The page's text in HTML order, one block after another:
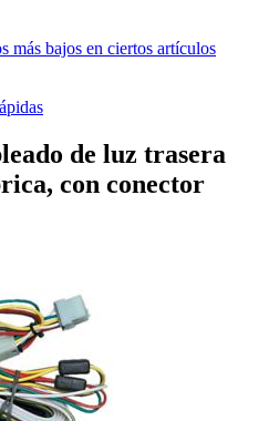
más bajos en ciertos artículos
de luz trasera
con conector